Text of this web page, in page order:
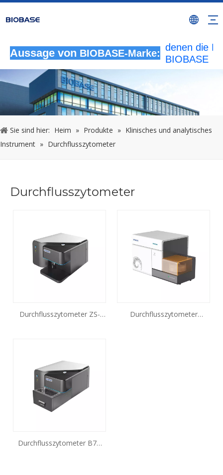
Aussage von BIOBASE-Marke:
autorisierten
denen die
BIOBASE
verwendet
Verletzung
wird die
Sie sind hier: Heim » Produkte » Klinisches und analytisches
Instrument » Durchflusszytometer
Durchflusszytometer
Durchflusszytometer ZS-
Durchflusszytometer
Durchflusszytometer B7H